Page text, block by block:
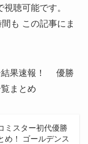
聴可能です。
も この記事にま
結果速報！ 優勝
まとめ
ミスター初代優勝
め！ ゴールデンス